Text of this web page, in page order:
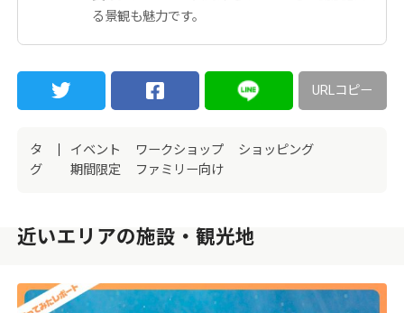
る景観も魅力です。
URLコピー
タ
グ
イベント ワークショップ
ショッピング
期間限定
ファミリー向け
近いエリアの施設・観光地